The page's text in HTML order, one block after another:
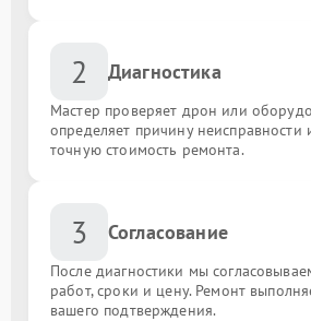
2 Диагностика
Мастер проверяет дрон или
определяет причину неисправности
точную стоимость ремонта.
3 Согласование
После диагностики мы
работ, сроки и цену. Ремонт
вашего подтверждения.